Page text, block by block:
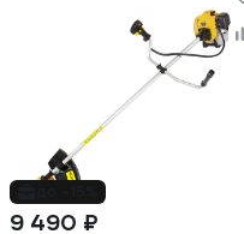
9 490 ₽